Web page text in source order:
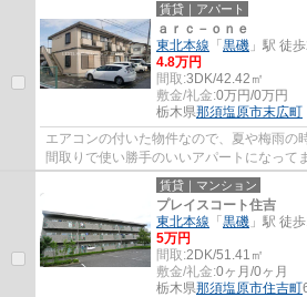
賃貸｜アパート
ａｒｃ－ｏｎｅ
東北本線 「 黒磯 」駅 徒
4.8万円
間取:3DK/42.42㎡
敷金/礼金:0万円/0万円
栃木県那須塩原市末広町
エアコンの付いた物件なので、夏や梅雨の
間取りで使い勝手のいいアパートになって
の方は、軽量鉄骨で安心して生活を送りま...
賃貸｜マンション
プレイスコート住吉
東北本線 「 黒磯 」駅 徒
5万円
間取:2DK/51.41㎡
敷金/礼金:0ヶ月/0ヶ月
栃木県那須塩原市住吉町